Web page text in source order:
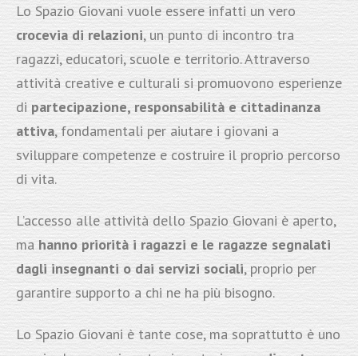
Lo Spazio Giovani vuole essere infatti un vero
crocevia di relazioni, un punto di incontro tra
ragazzi, educatori, scuole e territorio. Attraverso
attività creative e culturali si promuovono esperienze
di partecipazione, responsabilità e cittadinanza
attiva, fondamentali per aiutare i giovani a
sviluppare competenze e costruire il proprio percorso
di vita.
L’accesso alle attività dello Spazio Giovani è aperto,
ma hanno priorità i ragazzi e le ragazze segnalati
dagli insegnanti o dai servizi sociali, proprio per
garantire supporto a chi ne ha più bisogno.
Lo Spazio Giovani è tante cose, ma soprattutto è uno